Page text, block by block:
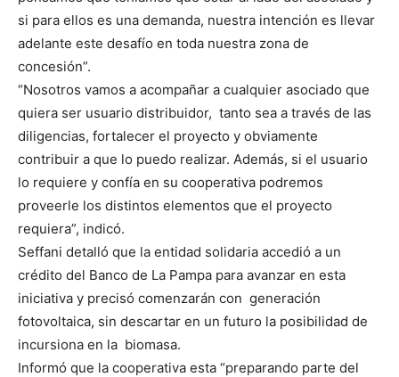
si para ellos es una demanda, nuestra intención es llevar
adelante este desafío en toda nuestra zona de
concesión”.
“Nosotros vamos a acompañar a cualquier asociado que
quiera ser usuario distribuidor, tanto sea a través de las
diligencias, fortalecer el proyecto y obviamente
contribuir a que lo puedo realizar. Además, si el usuario
lo requiere y confía en su cooperativa podremos
proveerle los distintos elementos que el proyecto
requiera”, indicó.
Seffani detalló que la entidad solidaria accedió a un
crédito del Banco de La Pampa para avanzar en esta
iniciativa y precisó comenzarán con generación
fotovoltaica, sin descartar en un futuro la posibilidad de
incursiona en la biomasa.
Informó que la cooperativa esta “preparando parte del